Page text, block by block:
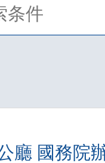
廳 國務院